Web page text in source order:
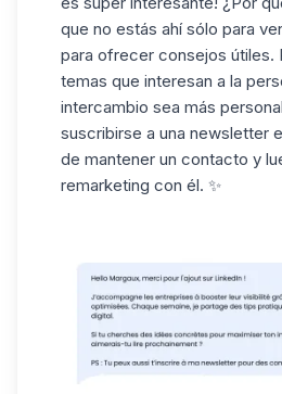
que no estás ahí sólo para
para ofrecer consejos útiles.
temas que interesan a la
intercambio sea más
suscribirse a una newsletter
de mantener un contacto y
remarketing con él. ✨